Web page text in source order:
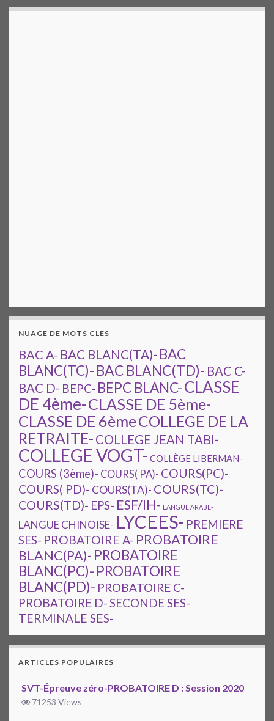
NUAGE DE MOTS CLES
BAC A- BAC BLANC(TA)- BAC
BLANC(TC)- BAC BLANC(TD)- BAC C-
BAC D- BEPC- BEPC BLANC-CLASSE
DE 4ème-CLASSE DE 5ème-
CLASSE DE 6èmeCOLLEGE DE LA
RETRAITE- COLLEGE JEAN TABI-
COLLEGE VOGT- COLLÈGE LIBERMAN-
COURS (3ème)- COURS( PA)- COURS(PC)-
COURS( PD)- COURS(TA)- COURS(TC)-
COURS(TD)- EPS- ESF/IH- LANGUE ARABE-
LANGUE CHINOISE- LYCEES- PREMIERE
SES- PROBATOIRE A- PROBATOIRE
BLANC(PA)- PROBATOIRE
BLANC(PC)- PROBATOIRE
BLANC(PD)- PROBATOIRE C-
PROBATOIRE D-SECONDE SES-
TERMINALE SES-
ARTICLES POPULAIRES
SVT-Épreuve zéro-PROBATOIRE D : Session 2020
71253 Views